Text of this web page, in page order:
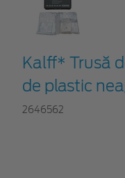
Kalff* Trusă
de plastic
2646562